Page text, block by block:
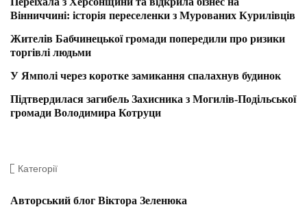
Вінниччині: історія переселенки з Мурованих Курилівців
Жителів Бабчинецької громади попередили про ризики
торгівлі людьми
У Ямполі через коротке замикання спалахнув будинок
Підтвердилася загибель Захисника з Могилів-Подільської
громади Володимира Котруци
Категорії
Авторський блог Віктора Зеленюка